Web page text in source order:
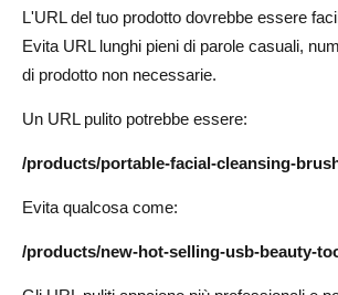
L'URL del tuo prodotto dovrebbe essere
Evita URL lunghi pieni di parole casuali,
di prodotto non necessarie.
Un URL pulito potrebbe essere:
/products/portable-facial-cleansing-
Evita qualcosa come:
/products/new-hot-selling-usb-beauty-